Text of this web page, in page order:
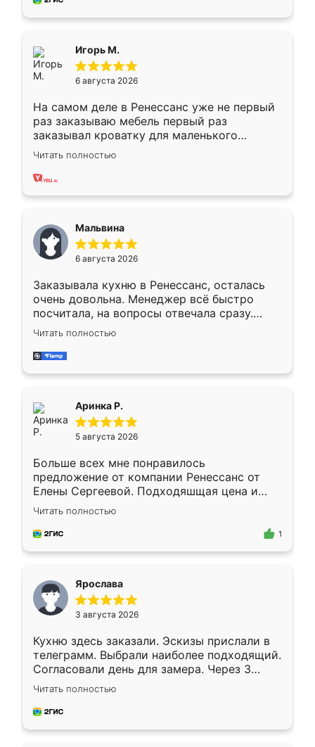
Игорь М.
6 августа 2026
На самом деле в Ренессанс уже не первый
раз заказываю мебель первый раз
заказывал кроватку для маленького
ребёнка при его рождении ,во второй раз
заказал шкаф-купе. По качеству очень
хорошее сборка достаточно быстрая,
меньше, здесь же он более разнообразный.
Мне нравится ,если что-то потребуется из
мебели буду заказывать только здесь.
Читать полностью
Мальвина
6 августа 2026
Заказывала кухню в Ренессанс, осталась
очень довольна. Менеджер всё быстро
посчитала, на вопросы отвечала сразу.
Замерщик приехал в субботу, подошёл к
делу со всей ответственностью. Собрали
за день, ребята работали аккуратно, даже
Читать полностью
Аринка Р.
5 августа 2026
Больше всех мне понравилось
предложение от компании Ренессанс от
Елены Сергеевой. Подходяшщая цена и
короткие сроки изготовления. Приехавший
для замера сотрудник Владислав
предложил по моему эскизу самый
Читать полностью
1
Ярослава
3 августа 2026
Кухню здесь заказали. Эскизы прислали в
телеграмм. Выбрали наиболее подходящий.
Согласовали день для замера. Через 3
недели кухня была уже готова. Остались
довольны работой. Спасибо Ренессанс
мебель за качественную работу!
Читать полностью